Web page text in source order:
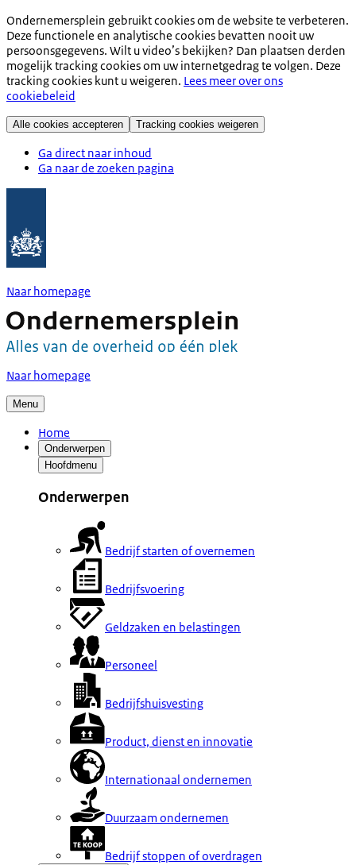
Ondernemersplein gebruikt cookies om de website te verbeteren.
Deze functionele en analytische cookies bevatten nooit uw
persoonsgegevens. Wilt u video’s bekijken? Dan plaatsen derden
mogelijk tracking cookies om uw internetgedrag te volgen. Deze
tracking cookies kunt u weigeren. Lees meer over ons
cookiebeleid
Alle cookies accepteren Tracking cookies weigeren
Ga direct naar inhoud
Ga naar de zoeken pagina
Naar homepage
Naar homepage
Menu
Home
Onderwerpen
Hoofdmenu
Onderwerpen
Bedrijf starten of overnemen
Bedrijfsvoering
Geldzaken en belastingen
Personeel
Bedrijfshuisvesting
Product, dienst en innovatie
Internationaal ondernemen
Duurzaam ondernemen
Bedrijf stoppen of overdragen